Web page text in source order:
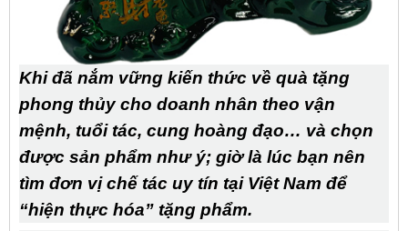
Khi đã nắm vững kiến thức về quà tặng
phong thủy cho doanh nhân theo vận
mệnh, tuổi tác, cung hoàng đạo… và chọn
được sản phẩm như ý; giờ là lúc bạn nên
tìm đơn vị chế tác uy tín tại Việt Nam để
“hiện thực hóa” tặng phẩm.